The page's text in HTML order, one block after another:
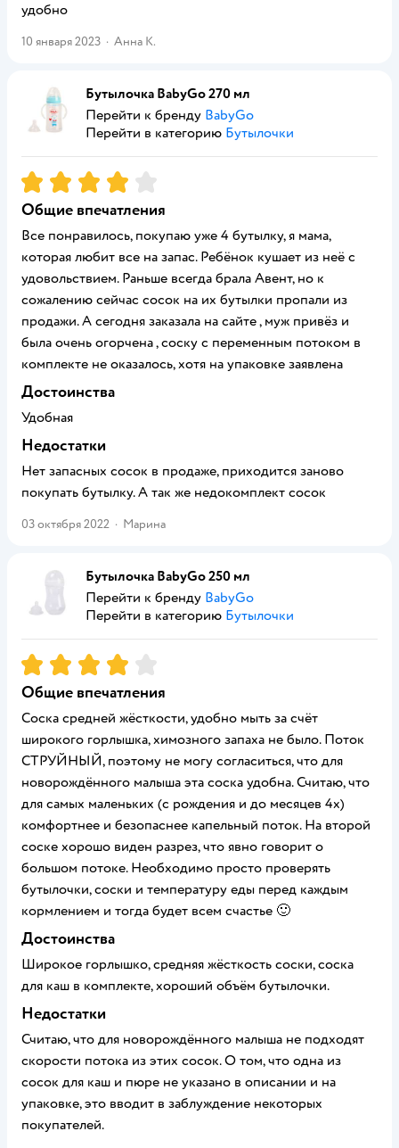
удобно
10 января 2023 · Анна К.
Бутылочка BabyGo 270 мл
Перейти к бренду BabyGo
Перейти в категорию Бутылочки
Рейтинг:4
Общие впечатления
Все понравилось, покупаю уже 4 бутылку, я мама,
которая любит все на запас. Ребёнок кушает из неё с
удовольствием. Раньше всегда брала Авент, но к
сожалению сейчас сосок на их бутылки пропали из
продажи. А сегодня заказала на сайте , муж привёз и
была очень огорчена , соску с переменным потоком в
комплекте не оказалось, хотя на упаковке заявлена
Достоинства
Удобная
Недостатки
Нет запасных сосок в продаже, приходится заново
покупать бутылку. А так же недокомплект сосок
03 октября 2022 · Марина
Бутылочка BabyGo 250 мл
Перейти к бренду BabyGo
Перейти в категорию Бутылочки
Рейтинг:4
Общие впечатления
Соска средней жёсткости, удобно мыть за счёт
широкого горлышка, химозного запаха не было. Поток
СТРУЙНЫЙ, поэтому не могу согласиться, что для
новорождённого малыша эта соска удобна. Считаю, что
для самых маленьких (с рождения и до месяцев 4х)
комфортнее и безопаснее капельный поток. На второй
соске хорошо виден разрез, что явно говорит о
большом потоке. Необходимо просто проверять
бутылочки, соски и температуру еды перед каждым
кормлением и тогда будет всем счастье 🙂
Достоинства
Широкое горлышко, средняя жёсткость соски, соска
для каш в комплекте, хороший объём бутылочки.
Недостатки
Считаю, что для новорождённого малыша не подходят
скорости потока из этих сосок. О том, что одна из
сосок для каш и пюре не указано в описании и на
упаковке, это вводит в заблуждение некоторых
покупателей.